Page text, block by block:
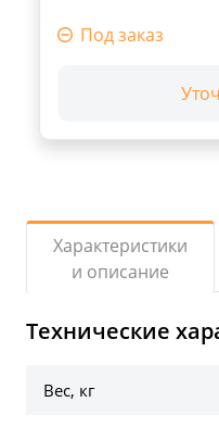
Под заказ
Характеристики
и описание
Технические
Вес, кг